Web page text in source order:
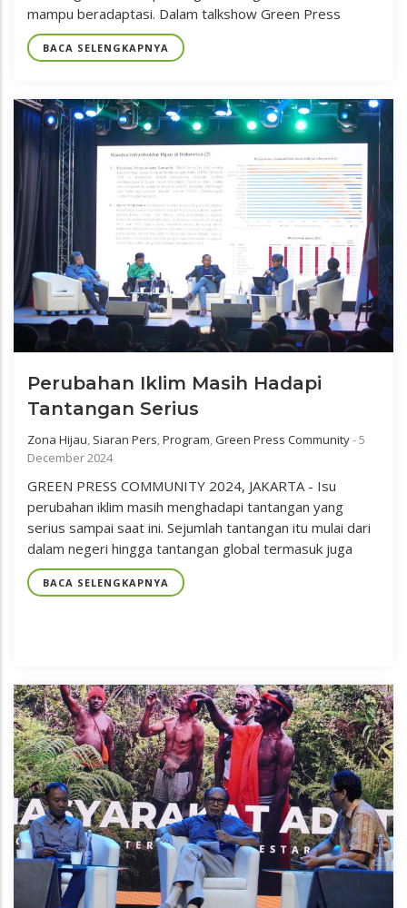
mampu beradaptasi. Dalam talkshow Green Press
BACA SELENGKAPNYA
Perubahan Iklim Masih Hadapi
Tantangan Serius
Zona Hijau, Siaran Pers,Program,Green Press Community-5
December 2024
GREEN PRESS COMMUNITY 2024, JAKARTA - Isu
perubahan iklim masih menghadapi tantangan yang
serius sampai saat ini. Sejumlah tantangan itu mulai dari
dalam negeri hingga tantangan global termasuk juga
BACA SELENGKAPNYA